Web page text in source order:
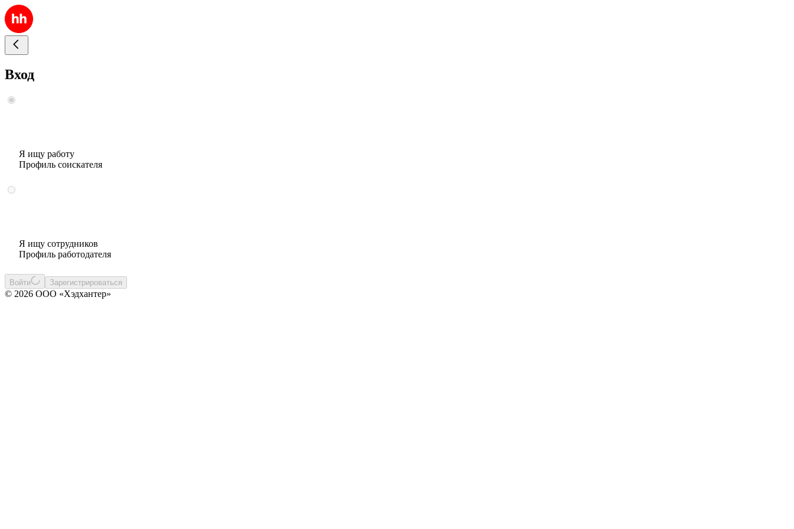
Вход
Я ищу работу
Профиль соискателя
Я ищу сотрудников
Профиль работодателя
Войти Зарегистрироваться
© 2026 ООО «Хэдхантер»